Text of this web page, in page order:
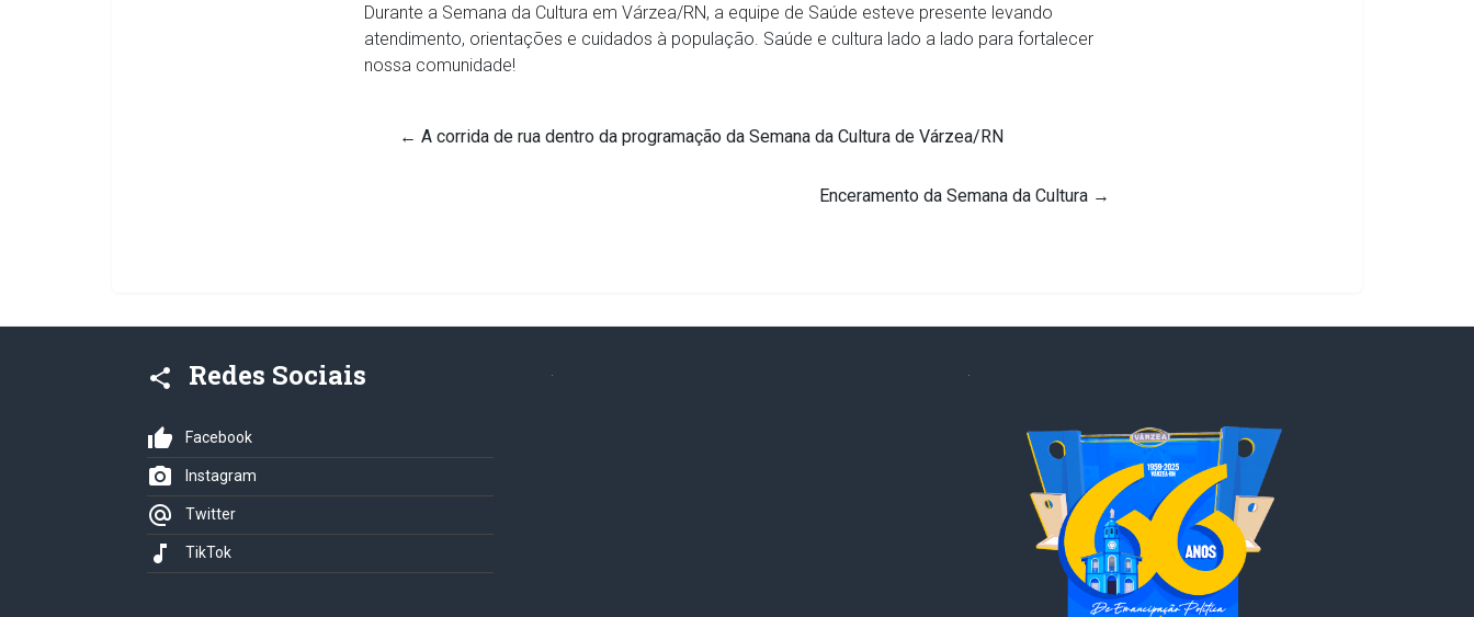
Durante a Semana da Cultura em Várzea/RN, a equipe de Saúde esteve presente levando
atendimento, orientações e cuidados à população. Saúde e cultura lado a lado para fortalecer
nossa comunidade!
← A corrida de rua dentro da programação da Semana da Cultura de Várzea/RN
Enceramento da Semana da Cultura →
share Redes Sociais
thumb_up Facebook
photo_camera Instagram
alternate_email Twitter
music_note TikTok